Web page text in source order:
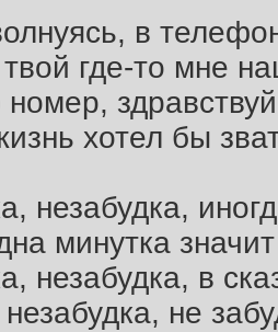
в
где-то мне
хотел бы
незабудка,
минутка
незабудка, в
не